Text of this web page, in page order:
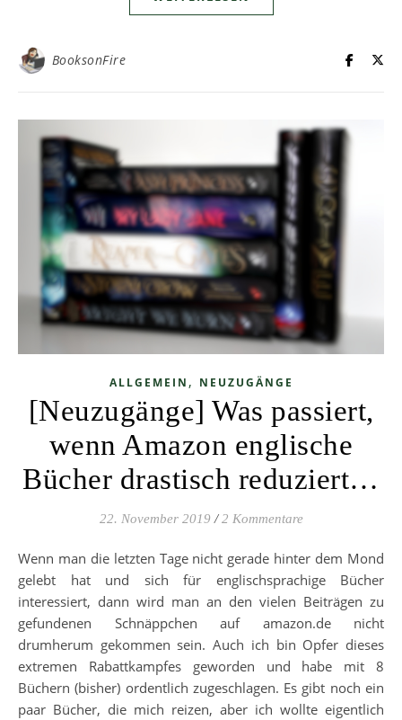
BooksonFire
ALLGEMEIN , NEUZUGÄNGE
[Neuzugänge] Was passiert,
wenn Amazon englische
Bücher drastisch reduziert…
22. November 2019 / 2 Kommentare
Wenn man die letzten Tage nicht gerade hinter dem Mond
gelebt hat und sich für englischsprachige Bücher
interessiert, dann wird man an den vielen Beiträgen zu
gefundenen Schnäppchen auf amazon.de nicht
drumherum gekommen sein. Auch ich bin Opfer dieses
extremen Rabattkampfes geworden und habe mit 8
Büchern (bisher) ordentlich zugeschlagen. Es gibt noch ein
paar Bücher, die mich reizen, aber ich wollte eigentlich